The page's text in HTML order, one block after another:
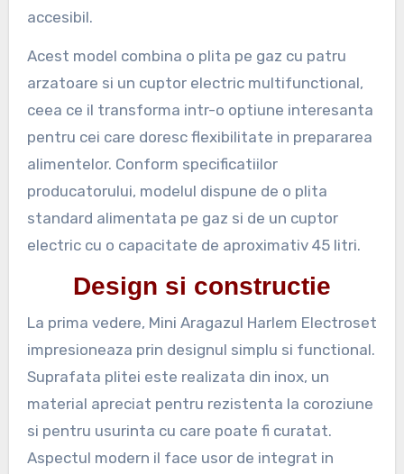
accesibil.
Acest model combina o plita pe gaz cu patru
arzatoare si un cuptor electric multifunctional,
ceea ce il transforma intr-o optiune interesanta
pentru cei care doresc flexibilitate in prepararea
alimentelor. Conform specificatiilor
producatorului, modelul dispune de o plita
standard alimentata pe gaz si de un cuptor
electric cu o capacitate de aproximativ 45 litri.
Design si constructie
La prima vedere, Mini Aragazul Harlem Electroset
impresioneaza prin designul simplu si functional.
Suprafata plitei este realizata din inox, un
material apreciat pentru rezistenta la coroziune
si pentru usurinta cu care poate fi curatat.
Aspectul modern il face usor de integrat in